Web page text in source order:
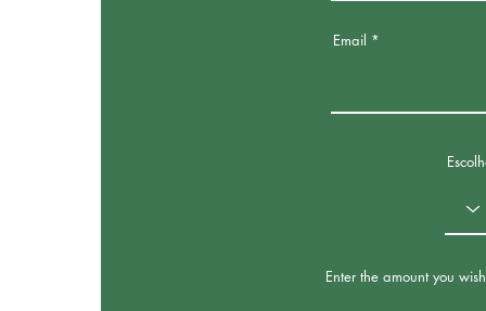
Email
Enter the amount you